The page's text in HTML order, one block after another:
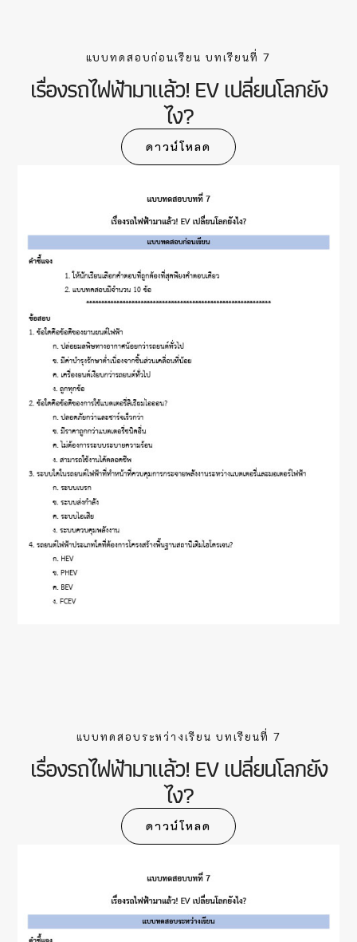
แบบทดสอบก่อนเรียน บทเรียนที่ 7
เรื่องรถไฟฟ้ามาแล้ว! EV เปลี่ยนโลกยัง
ไง?
ดาวน์โหลด
แบบทดสอบระหว่างเรียน บทเรียนที่ 7
เรื่องรถไฟฟ้ามาแล้ว! EV เปลี่ยนโลกยัง
ไง?
ดาวน์โหลด